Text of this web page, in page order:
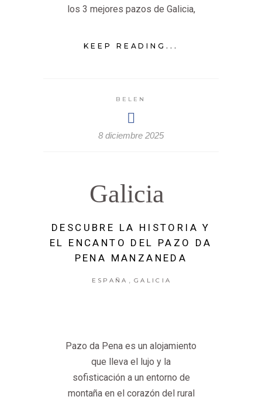
los 3 mejores pazos de Galicia,
KEEP READING...
BELEN
8 diciembre 2025
Galicia
DESCUBRE LA HISTORIA Y
EL ENCANTO DEL PAZO DA
PENA MANZANEDA
ESPAÑA , GALICIA
Pazo da Pena es un alojamiento
que lleva el lujo y la
sofisticación a un entorno de
montaña en el corazón del rural